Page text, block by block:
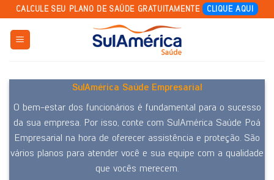
Skip
to
content
CALCULE SEU PLANO DE SAÚDE GRATUITAMENTE CLIQUE AQUI
SulAmérica Saúde Empresarial
O bem-estar dos funcionários é fundamental para o sucesso
da sua empresa. Por isso, conte com SulAmérica Saúde Poá
Empresarial na hora de oferecer assistência e proteção. São
vários planos para atender você e sua equipe com a qualidade
que vocês merecem.